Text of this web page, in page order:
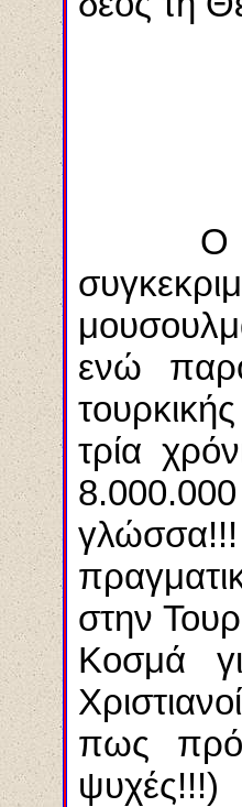
Ο
ενώ
τρία
στην
Κοσμά
πως
ψυχές!!!)